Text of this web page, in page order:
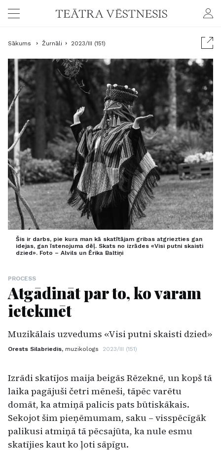
Sākums Žurnāli 2023/III (151)
Šis ir darbs, pie kura man kā skatītājam gribas atgriezties gan
idejas, gan īstenojuma dēļ. Skats no izrādes «Visi putni skaisti
dzied». Foto – Alvils un Ērika Baltiņi
PROCESS
Atgādināt par to, ko varam
ietekmēt
Muzikālais uzvedums «Visi putni skaisti dzied»
Orests Silabriedis, muzikologs 2023/III (151)
Izrādi skatījos maija beigās Rēzeknē, un kopš tā
laika pagājuši četri mēneši, tāpēc varētu
domāt, ka atmiņā palicis pats būtiskākais.
Sekojot šim pieņēmumam, saku – visspēcīgāk
palikusi atmiņā tā pēcsajūta, ka nule esmu
skatījies kaut ko ļoti sāpīgu.